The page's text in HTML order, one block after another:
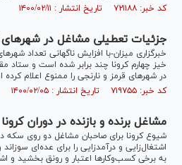
کد خبر: ۷۲۱۱۸۸ تاریخ انتشار : ۱۴۰۰/۰۲/۱۱
جزئیات تعطیلی مشاغل در شهر‌های
خبرگزاری میزان-با افزایش ناگهانی تعداد
خیز چهارم کرونا چند برابر شده است و ستاد
در شهر‌های قرمز و نارنجی را ممنوع اعلام
کد خبر: ۷۱۹۷۵۵ تاریخ انتشار : ۱۴۰۰/۰۲/۰۵
مشاغل برنده و بازنده در دوران کرونا
شیوع کرونا برای صاحبان مشاغل دو روی
اشتغال‌زایی و درآمدزایی را برای عده‌ای
به برخی کسب‌وکار‌ها اعتبار و رونق بخشید و